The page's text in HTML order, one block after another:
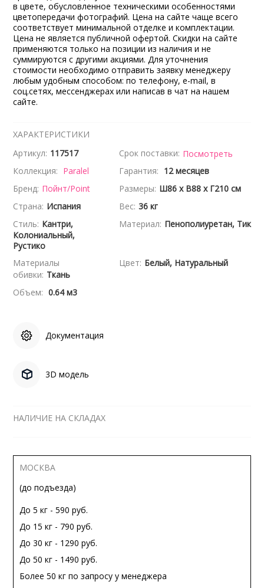
в цвете, обусловленное техническими особенностями
цветопередачи фотографий. Цена на сайте чаще всего
соответствует минимальной отделке и комплектации.
Цена не является публичной офертой. Скидки на сайте
применяются только на позиции из наличия и не
суммируются с другими акциями. Для уточнения
стоимости необходимо отправить заявку менеджеру
любым удобным способом: по телефону, e-mail, в
соц.сетях, мессенджерах или написав в чат на нашем
сайте.
ХАРАКТЕРИСТИКИ
Артикул: 117517 Срок поставки: Посмотреть
Коллекция: Paralel Гарантия: 12 месяцев
Бренд: Пойнт/Point Размеры: Ш86 x В88 x Г210 см
Страна: Испания Вес: 36 кг
Стиль: Кантри,
Колониальный,
Рустико
Материал: Пенополиуретан, Тик
Материалы
обивки: Ткань
Цвет: Белый, Натуральный
Объем: 0.64 м3
Документация
3D модель
НАЛИЧИЕ НА СКЛАДАХ
МОСКВА
(до подъезда)
До 5 кг - 590 руб.
До 15 кг - 790 руб.
До 30 кг - 1290 руб.
До 50 кг - 1490 руб.
Более 50 кг по запросу у менеджера